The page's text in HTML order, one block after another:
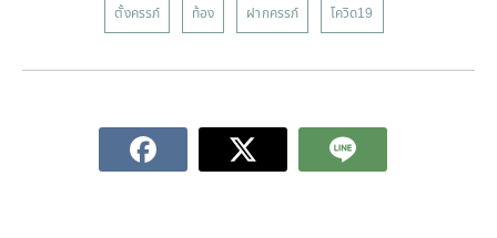
ตั้งครรภ์ ท้อง ฝากครรภ์ โควิด19